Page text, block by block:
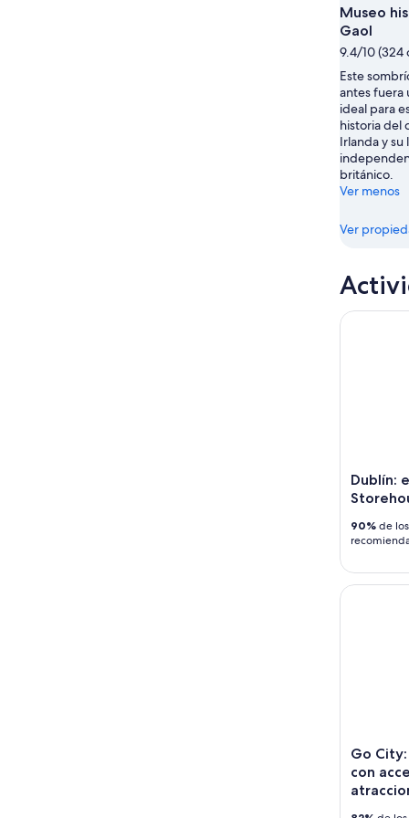
Museo
Gaol
9.4/10 (324
Este
antes fuera
ideal para
historia del
Irlanda y su
británico.
Ver menos
Ver
Dublín:
90% de
Dublín:
Go
con
Go City: